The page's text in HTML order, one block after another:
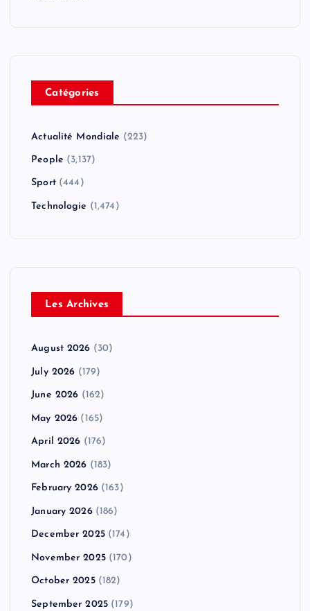
Catégories
Actualité Mondiale (223)
People (3,137)
Sport(444)
Technologie (1,474)
Les Archives
August 2026 (30)
July 2026 (179)
June 2026 (162)
May 2026 (165)
April 2026 (176)
March 2026 (183)
February 2026(163)
January 2026(186)
December 2025(174)
November 2025(170)
October 2025(182)
September 2025 (179)